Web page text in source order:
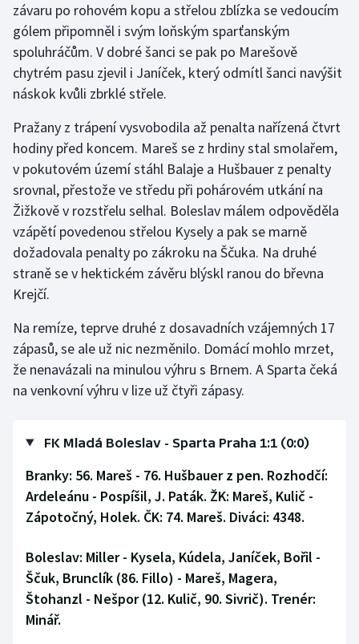
závaru po rohovém kopu a střelou zblízka se vedoucím
gólem připomněl i svým loňským sparťanským
spoluhráčům. V dobré šanci se pak po Marešově
chytrém pasu zjevil i Janíček, který odmítl šanci navýšit
náskok kvůli zbrklé střele.
Pražany z trápení vysvobodila až penalta nařízená čtvrt
hodiny před koncem. Mareš se z hrdiny stal smolařem,
v pokutovém území stáhl Balaje a Hušbauer z penalty
srovnal, přestože ve středu při pohárovém utkání na
Žižkově v rozstřelu selhal. Boleslav málem odpověděla
vzápětí povedenou střelou Kysely a pak se marně
dožadovala penalty po zákroku na Ščuka. Na druhé
straně se v hektickém závěru blýskl ranou do břevna
Krejčí.
Na remíze, teprve druhé z dosavadních vzájemných 17
zápasů, se ale už nic nezměnilo. Domácí mohlo mrzet,
že nenavázali na minulou výhru s Brnem. A Sparta čeká
na venkovní výhru v lize už čtyři zápasy.
FK Mladá Boleslav - Sparta Praha 1:1 (0:0)
Branky: 56. Mareš - 76. Hušbauer z pen. Rozhodčí:
Ardeleánu - Pospíšil, J. Paták. ŽK: Mareš, Kulič -
Zápotočný, Holek. ČK: 74. Mareš. Diváci: 4348.
Boleslav: Miller - Kysela, Kúdela, Janíček, Bořil -
Ščuk, Brunclík (86. Fillo) - Mareš, Magera,
Štohanzl - Nešpor (12. Kulič, 90. Sivrič). Trenér:
Minář.